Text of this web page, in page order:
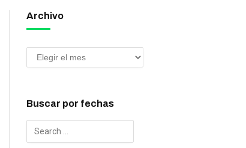
Archivo
Buscar por fechas